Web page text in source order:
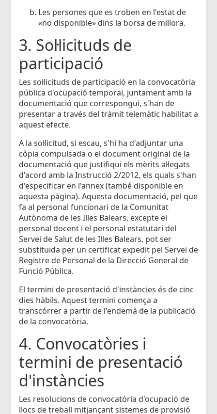
Les persones que es troben en l'estat de
«no disponible» dins la borsa de millora.
3. Sol·licituds de
participació
Les sol·licituds de participació en la convocatòria
pública d'ocupació temporal, juntament amb la
documentació que correspongui, s'han de
presentar a través del tràmit telemàtic habilitat a
aquest efecte.
A la sol·licitud, si escau, s'hi ha d'adjuntar una
còpia compulsada o el document original de la
documentació que justifiqui els mèrits al·legats
d'acord amb la Instrucció 2/2012, els quals s'han
d'especificar en l'annex (també disponible en
aquesta pàgina). Aquesta documentació, pel que
fa al personal funcionari de la Comunitat
Autònoma de les Illes Balears, excepte el
personal docent i el personal estatutari del
Servei de Salut de les Illes Balears, pot ser
substituïda per un certificat expedit pel Servei de
Registre de Personal de la Direcció General de
Funció Pública.
El termini de presentació d'instàncies és de cinc
dies hàbils. Aquest termini comença a
transcórrer a partir de l'endemà de la publicació
de la convocatòria.
4. Convocatòries i
termini de presentació
d'instàncies
Les resolucions de convocatòria d'ocupació de
llocs de treball mitjançant sistemes de provisió